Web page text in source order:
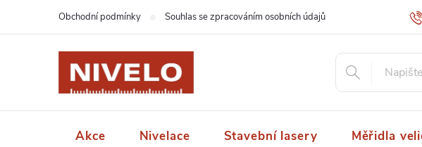
Obchodní podmínky Souhlas se zpracováním osobních údajů
Akce Nivelace Stavební lasery Měřidla